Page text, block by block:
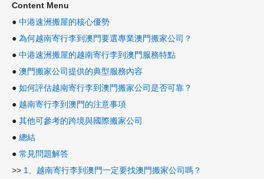
Content Menu
● 中港速洲搬屋的核心優勢
● 為何越南寄行李到澳門要選專業澳門搬家公司？
● 中港速洲搬屋的越南寄行李到澳門服務特點
● 澳門搬家公司提供的典型服務內容
● 如何評估越南寄行李到澳門搬家公司是否可靠？
● 越南寄行李到澳門的注意事項
● 其他可參考的跨境與國際搬家公司
● 總結
● 常見問題解答
>> 1、越南寄行李到澳門一定要找澳門搬家公司嗎？